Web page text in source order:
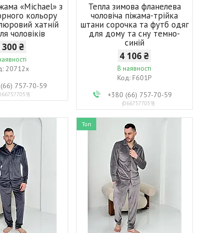
«Michael» з
кольору
хатній
чоловіків
300 ₴
20712х
757-70-59
Тепла зимова фланелева
чоловіча піжама-трійка
штани сорочка та футб одяг
для дому та сну темно-
синій
4 106 ₴
В наявності
F601P
+380 (66) 757-70-59
0667577059
Топ